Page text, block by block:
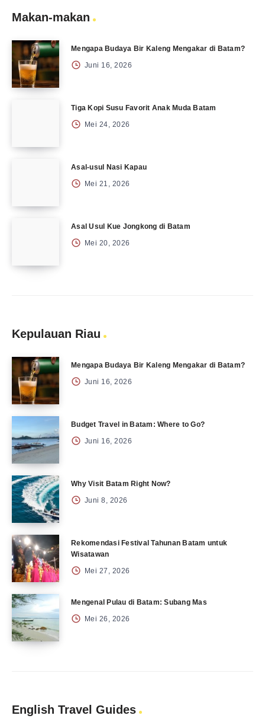
Makan-makan
Mengapa Budaya Bir Kaleng Mengakar di Batam?
Juni 16, 2026
Tiga Kopi Susu Favorit Anak Muda Batam
Mei 24, 2026
Asal-usul Nasi Kapau
Mei 21, 2026
Asal Usul Kue Jongkong di Batam
Mei 20, 2026
Kepulauan Riau
Mengapa Budaya Bir Kaleng Mengakar di Batam?
Juni 16, 2026
Budget Travel in Batam: Where to Go?
Juni 16, 2026
Why Visit Batam Right Now?
Juni 8, 2026
Rekomendasi Festival Tahunan Batam untuk
Wisatawan
Mei 27, 2026
Mengenal Pulau di Batam: Subang Mas
Mei 26, 2026
English Travel Guides